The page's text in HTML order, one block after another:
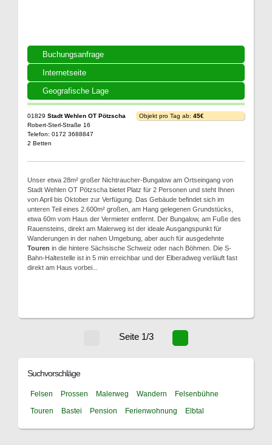
Buchungsanfrage
Internetseite
Geografische Lage
01829 Stadt Wehlen OT Pötzscha
Robert-Sterl-Straße 16
Telefon: 0172 3688847
2 Betten
Objekt pro Tag ab: 45€
Unser etwa 28m² großer Nichtraucher-Bungalow am Ortseingang von
Stadt Wehlen OT Pötzscha bietet Platz für 2 Personen und steht Ihnen
von April bis Oktober zur Verfügung. Das Gebäude befindet sich im
unteren Teil eines 2.600m² großen, am Hang gelegenen Grundstücks,
etwa 60m vom Haus der Vermieter entfernt. Der Bungalow, am Fuße des
Rauensteins, direkt am Malerweg ist der ideale Ausgangspunkt für
Wanderungen in der nahen Umgebung, aber auch für ausgedehnte
Touren in die hintere Sächsische Schweiz oder nach Böhmen. Die S-
Bahn-Haltestelle ist in 5 min erreichbar und der Elberadweg verläuft fast
direkt am Haus vorbei...
Seite 1/3
Suchvorschläge
Felsen Prossen Malerweg Wandern
Felsenbühne
Touren
Bastei Pension Ferienwohnung Elbtal